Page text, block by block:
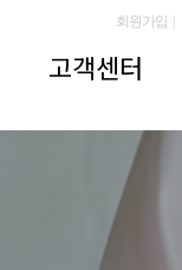
회원가입
고객센터